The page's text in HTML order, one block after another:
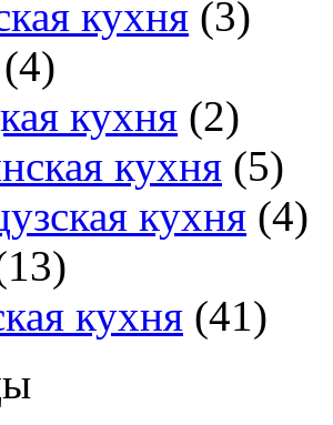
кухня (3)
(4)
кухня (2)
кухня (5)
кухня (4)
кухня (41)